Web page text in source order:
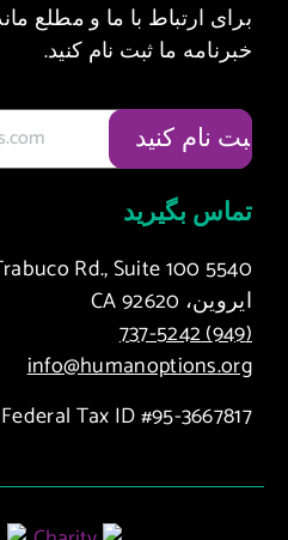
برای ارتباط با ما و مطلع
خبرنامه ما ثبت نام کنید.
تماس بگیرید
5540 Trabuco Rd., Suite 100
ایروین، CA 92620
(949) 737-5242
info@humanoptions.org
Federal Tax ID #95-3667817